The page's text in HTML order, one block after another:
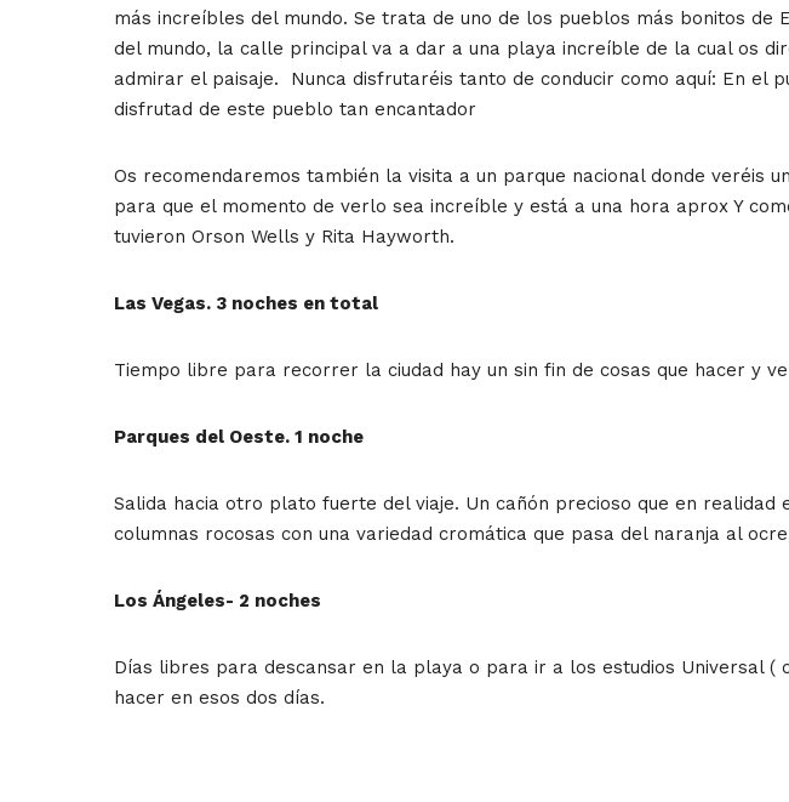
más increíbles del mundo. Se trata de uno de los pueblos más bonitos
del mundo, la calle principal va a dar a una playa increíble de la cual os
admirar el paisaje. Nunca disfrutaréis tanto de conducir como aquí: En el
disfrutad de este pueblo tan encantador
Os recomendaremos también la visita a un parque nacional donde veréis
para que el momento de verlo sea increíble y está a una hora aprox Y
tuvieron Orson Wells y Rita Hayworth.
Las Vegas. 3 noches en total
Tiempo libre para recorrer la ciudad hay un sin fin de cosas que hacer y
Parques del Oeste. 1 noche
Salida hacia otro plato fuerte del viaje. Un cañón precioso que en
columnas rocosas con una variedad cromática que pasa del naranja al
Los Ángeles- 2 noches
Días libres para descansar en la playa o para ir a los estudios Universal
hacer en esos dos días.